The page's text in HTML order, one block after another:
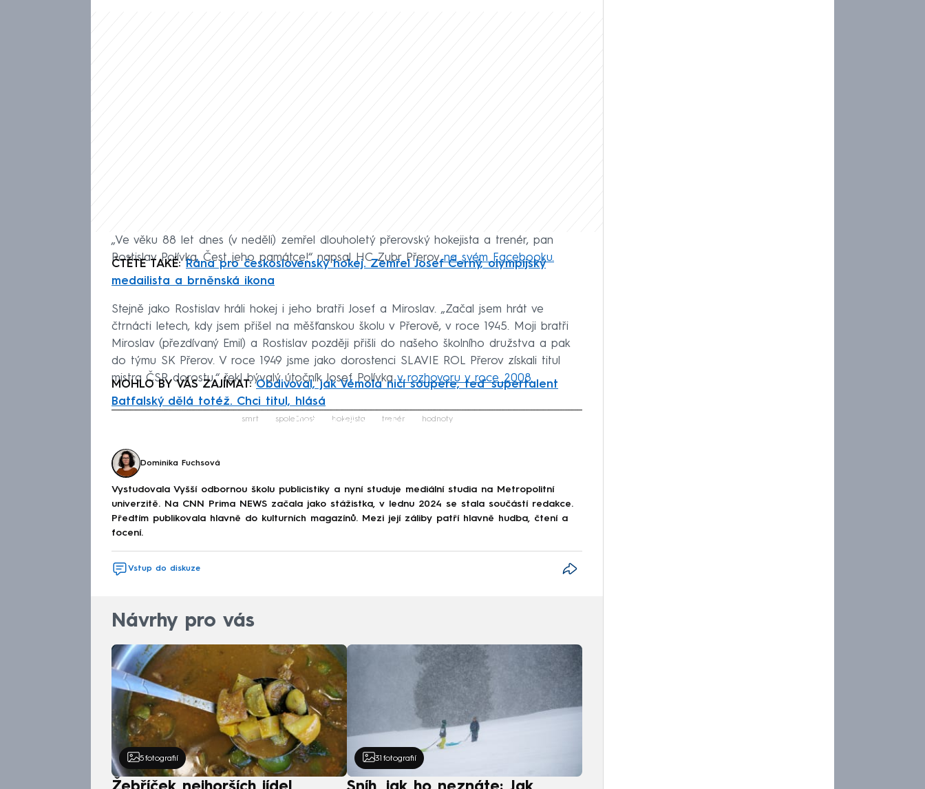
„Ve věku 88 let dnes (v neděli) zemřel dlouholetý přerovský hokejista a trenér, pan
Rostislav Polívka. Čest jeho památce!“ napsal HC Zubr Přerovna svém Facebooku.
ČTĚTE TAKÉ:Rána pro československý hokej. Zemřel Josef Černý, olympijský
medailista a brněnská ikona
Stejně jako Rostislav hráli hokej i jeho bratři Josef a Miroslav. „Začal jsem hrát ve
čtrnácti letech, kdy jsem přišel na měšťanskou školu v Přerově, v roce 1945. Moji bratři
Miroslav (přezdívaný Emil) a Rostislav později přišli do našeho školního družstva a pak
do týmu SK Přerov. V roce 1949 jsme jako dorostenci SLAVIE ROL Přerov získali titul
mistra ČSR dorostu,“ řekl bývalý útočník Josef Polívkav rozhovoru v roce 2008.
MOHLO BY VÁS ZAJÍMAT:Obdivoval, jak Vémola ničí soupeře, teď supertalent
Batfalský dělá totéž. Chci titul, hlásá
Failed to fetch
smrt společnost hokejista trenér hodnoty
Dominika Fuchsová
Vystudovala Vyšší odbornou školu publicistiky a nyní studuje mediální studia na Metropolitní
univerzitě. Na CNN Prima NEWS začala jako stážistka, v lednu 2024 se stala součástí redakce.
Předtím publikovala hlavně do kulturních magazínů. Mezi její záliby patří hlavně hudba, čtení a
focení.
Vstup do diskuze
Návrhy pro vás
5 fotografií 31 fotografií